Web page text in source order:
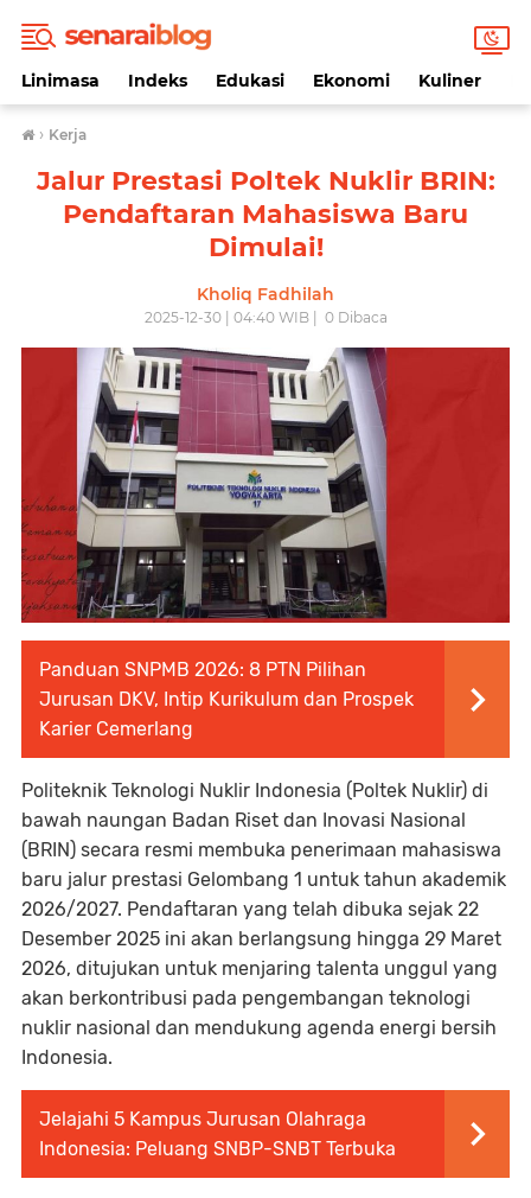
Linimasa Indeks Edukasi Ekonomi Kuliner
› Kerja
Jalur Prestasi Poltek Nuklir BRIN:
Pendaftaran Mahasiswa Baru
Dimulai!
Kholiq Fadhilah
2025-12-30 | 04:40 WIB | 0Dibaca
Panduan SNPMB 2026: 8 PTN Pilihan
Jurusan DKV, Intip Kurikulum dan Prospek
Karier Cemerlang
Politeknik Teknologi Nuklir Indonesia (Poltek Nuklir) di
bawah naungan Badan Riset dan Inovasi Nasional
(BRIN) secara resmi membuka penerimaan mahasiswa
baru jalur prestasi Gelombang 1 untuk tahun akademik
2026/2027. Pendaftaran yang telah dibuka sejak 22
Desember 2025 ini akan berlangsung hingga 29 Maret
2026, ditujukan untuk menjaring talenta unggul yang
akan berkontribusi pada pengembangan teknologi
nuklir nasional dan mendukung agenda energi bersih
Indonesia.
Jelajahi 5 Kampus Jurusan Olahraga
Indonesia: Peluang SNBP-SNBT Terbuka